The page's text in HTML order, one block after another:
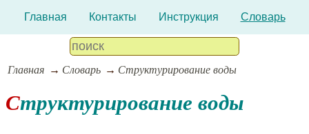
Главная Контакты Инструкция Словарь
Главная Словарь Структурирование воды
Структурирование воды